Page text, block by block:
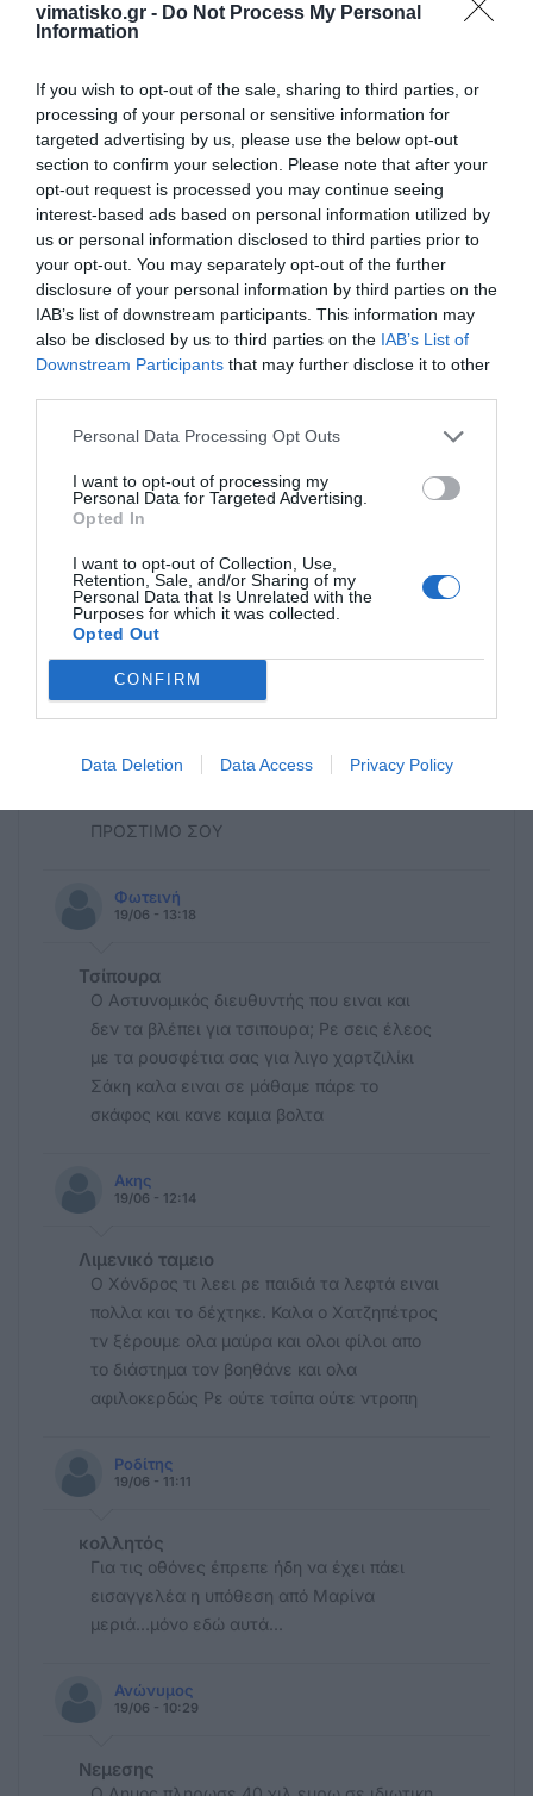
vimatisko.gr - Do Not Process My Personal
Information
If you wish to opt-out of the sale, sharing to third parties, or
processing of your personal or sensitive information for
targeted advertising by us, please use the below opt-out
section to confirm your selection. Please note that after your
opt-out request is processed you may continue seeing
interest-based ads based on personal information utilized by
us or personal information disclosed to third parties prior to
your opt-out. You may separately opt-out of the further
disclosure of your personal information by third parties on the
IAB’s list of downstream participants. This information may
also be disclosed by us to third parties on the IAB’s List of
Downstream Participants that may further disclose it to other
Personal Data Processing Opt Outs
I want to opt-out of processing my
Personal Data for Targeted Advertising.
Opted In
I want to opt-out of Collection, Use,
Retention, Sale, and/or Sharing of my
Personal Data that Is Unrelated with the
Purposes for which it was collected.
Opted Out
CONFIRM
Data Deletion Data Access Privacy Policy
Jack
Τώρα που έγινε η πόλη ένα κανονικό τσίρκο
αρχίστε να γράφετε και στις οθόνες με
μεγάλα γράμματα όπως πρόσφατα
προτάθηκε , « συγνώμη» στα τουρκικά. Και
μην ξεχνάτε να γράψετε και « Free
Palestine” για να μην τους στεναχωρήσουμε
τους πελάτες μας από Ασία
19/06 - 16:36
Κρίμα που εχει χαθεί το ρεπορταζ και
παντού επικρατεί ομερταΚανένας
κανει ρεπορταζ για την οθόνη;
ΕΠΈΝΔΥΣΗ
19/06 - 13:27
ΕΠΕΝΔΥΣΗ
ΜΕ ΤΙΣ ΕΥΛΟΓΙΕΣ ΧΑΤΖΗΠΕΤΡΟΥ. ΕΣΥ ΜΕ
ΠΡΟΣΤΙΜΟ ΣΟΥ
Φωτεινή
19/06 - 13:18
Τσίπουρα
Ο Αστυνομικός διευθυντής που ειναι και
δεν τα βλέπει για τσιπουρα; Ρε σεις έλεος
με τα ρουσφέτια σας για λιγο χαρτζιλίκι
Σάκη καλα ειναι σε μάθαμε πάρε το
σκάφος και κανε καμια βολτα
Ακης
19/06 - 12:14
Λιμενικό ταμειο
Ο Χόνδρος τι λεει ρε παιδιά τα λεφτά ειναι
πολλα και το δέχτηκε. Καλα ο Χατζηπέτρος
τν ξέρουμε ολα μαύρα και ολοι φίλοι απο
το διάστημα τον βοηθάνε και ολα
αφιλοκερδώς Ρε ούτε τσίπα ούτε ντροπη
Ροδίτης
19/06 - 11:11
κολλητός
Για τις οθόνες έπρεπε ήδη να έχει πάει
εισαγγελέα η υπόθεση από Μαρίνα
μεριά...μόνο εδώ αυτά...
Ανώνυμος
19/06 - 10:29
Νεμεσης